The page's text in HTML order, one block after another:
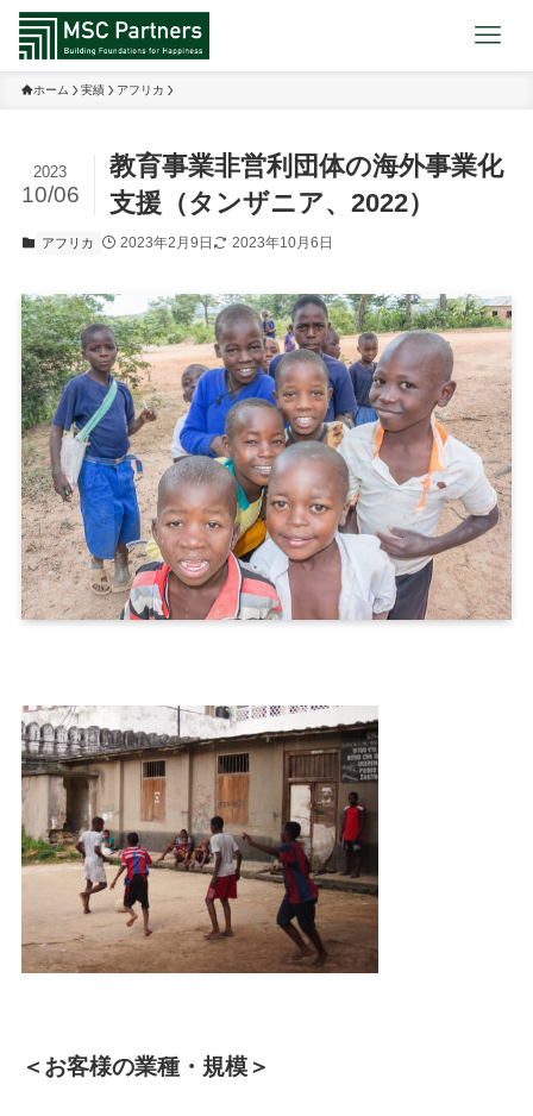
ホーム 実績 アフリカ
教育事業非営利団体の海外事業化
支援（タンザニア、2022）
2023
10/06
アフリカ 2023年2月9日 2023年10月6日
＜お客様の業種・規模＞